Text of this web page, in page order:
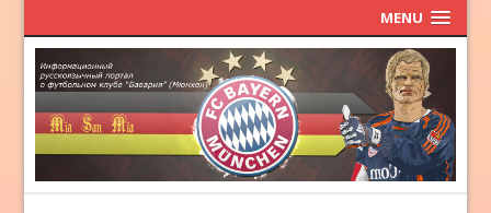
MENU